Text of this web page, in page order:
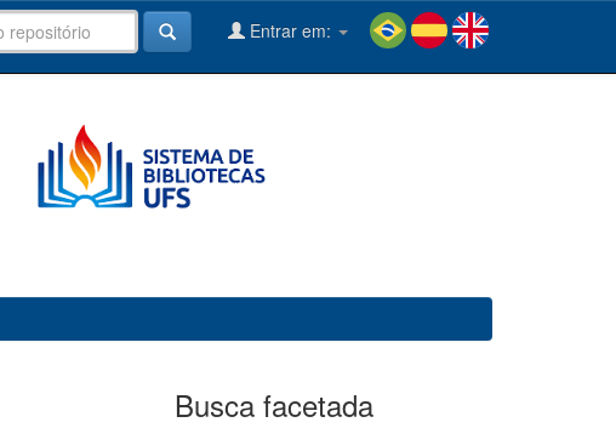
Entrar em:
Busca facetada